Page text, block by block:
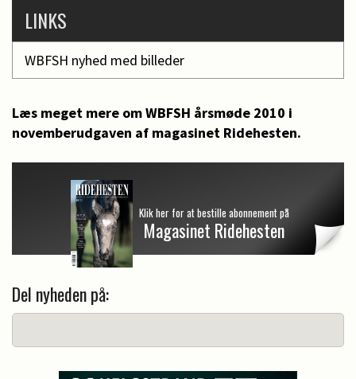
LINKS
WBFSH nyhed med billeder
Læs meget mere om WBFSH årsmøde 2010 i
novemberudgaven af magasinet Ridehesten.
Klik her for at bestille abonnement på
Magasinet Ridehesten
Del nyheden på: